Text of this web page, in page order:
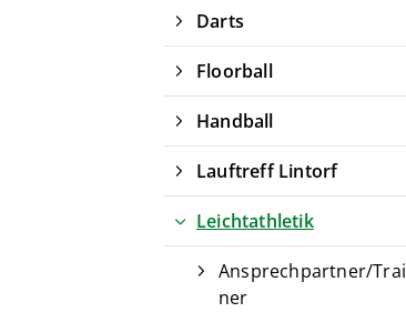
Darts
Floorball
Handball
Lauftreff Lintorf
Leichtathletik
Ansprechpartner/Trai
ner